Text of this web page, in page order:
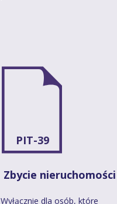
PIT-39
Zbycie nieruchomości
Wyłącznie dla osób, które